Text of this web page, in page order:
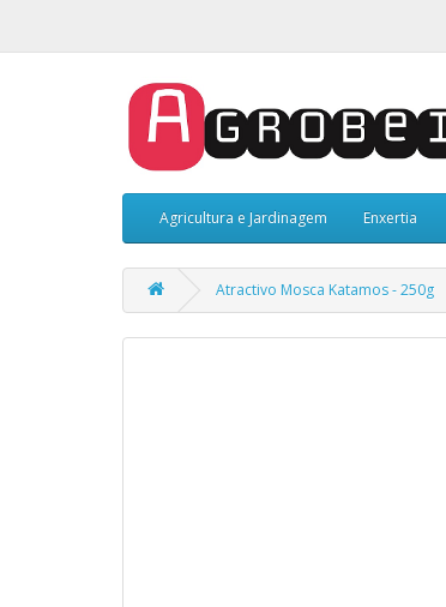
Agricultura e Jardinagem Enxertia
Atractivo Mosca Katamos - 250g